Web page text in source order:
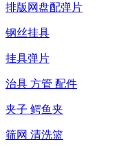
排版网盘配弹片
钢丝挂具
挂具弹片
治具 方管 配件
夹子 鳄鱼夹
筛网 清洗篮